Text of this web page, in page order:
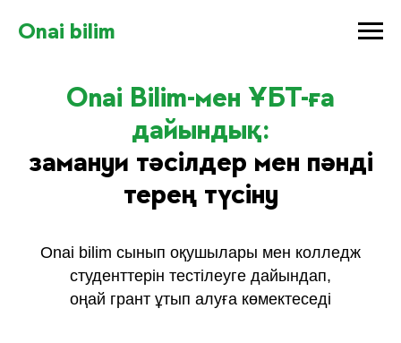
Onai bilim
Onai Bilim-мен ҰБТ-ға
дайындық:
замануи тәсілдер мен пәнді
терең түсіну
Onai bilim сынып оқушылары мен колледж
студенттерін тестілеуге дайындап,
оңай грант ұтып алуға көмектеседі